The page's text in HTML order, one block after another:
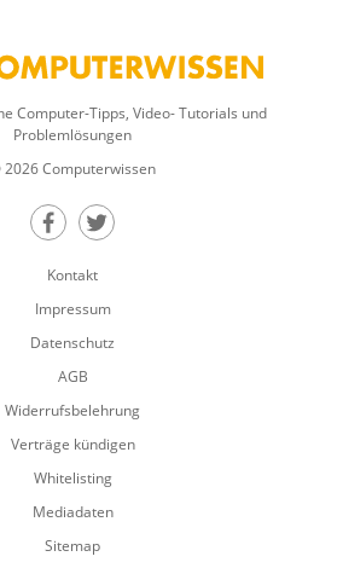
Computer-Tipps, Video- Tutorials und
Problemlösungen
Computerwissen
Teilen auf Facebook
Teilen auf Twitter
Kontakt
Impressum
Datenschutz
AGB
Widerrufsbelehrung
Verträge kündigen
Whitelisting
Mediadaten
Sitemap